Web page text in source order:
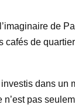
de
de
dans un
pas